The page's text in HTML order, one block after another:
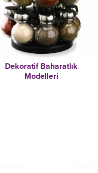
Dekoratif Baharatlık
Modelleri